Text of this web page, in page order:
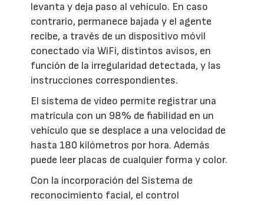
levanta y deja paso al vehículo. En caso
contrario, permanece bajada y el agente
recibe, a través de un dispositivo móvil
conectado vía WiFi, distintos avisos, en
función de la irregularidad detectada, y las
instrucciones correspondientes.
El sistema de vídeo permite registrar una
matrícula con un 98% de fiabilidad en un
vehículo que se desplace a una velocidad de
hasta 180 kilómetros por hora. Además
puede leer placas de cualquier forma y color.
Con la incorporación del Sistema de
reconocimiento facial, el control